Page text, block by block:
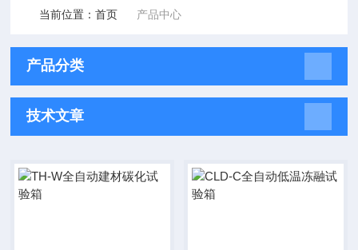
当前位置：首页 产品中心
产品分类
技术文章